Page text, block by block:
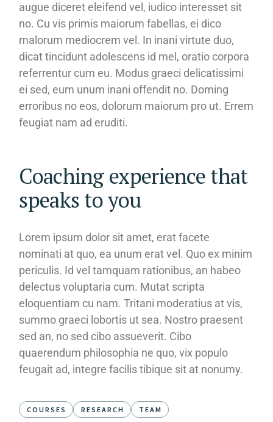
augue diceret eleifend vel, iudico interesset sit
no. Cu vis primis maiorum fabellas, ei dico
malorum mediocrem vel. In inani virtute duo,
dicat tincidunt adolescens id mel, oratio corpora
referrentur cum eu. Modus graeci delicatissimi
ei sed, eum unum inani offendit no. Doming
erroribus no eos, dolorum maiorum pro ut. Errem
feugiat nam ad eruditi.
Coaching experience that
speaks to you
Lorem ipsum dolor sit amet, erat facete
nominati at quo, ea unum erat vel. Quo ex minim
periculis. Id vel tamquam rationibus, an habeo
delectus voluptaria cum. Mutat scripta
eloquentiam cu nam. Tritani moderatius at vis,
summo graeci lobortis ut sea. Nostro praesent
sed an, no sed cibo assueverit. Cibo
quaerendum philosophia ne quo, vix populo
feugait ad, integre facilis tibique sit at nonumy.
COURSES RESEARCH TEAM